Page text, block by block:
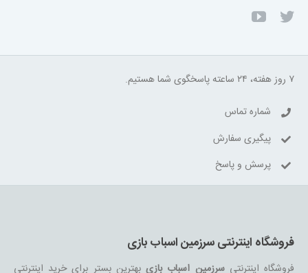
۷ روز هفته، ۲۴ ساعته پاسخگوی شما هستیم.
شماره تماس
پیگیری سفارش
پرسش و پاسخ
فروشگاه اینترنتی سرزمین اسباب بازی
فروشگاه اینترنتیسرزمین اسباب بازیبهترین بستر برای خرید اینترنتی